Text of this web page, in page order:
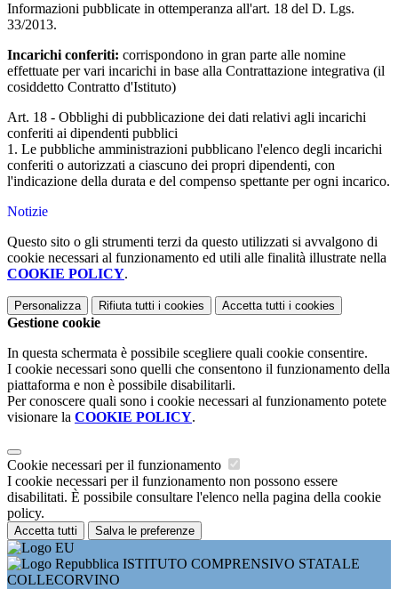
Informazioni pubblicate in ottemperanza all'art. 18 del D. Lgs.
33/2013.
Incarichi conferiti: corrispondono in gran parte alle nomine
effettuate per vari incarichi in base alla Contrattazione integrativa (il
cosiddetto Contratto d'Istituto)
Art. 18 - Obblighi di pubblicazione dei dati relativi agli incarichi
conferiti ai dipendenti pubblici
1. Le pubbliche amministrazioni pubblicano l'elenco degli incarichi
conferiti o autorizzati a ciascuno dei propri dipendenti, con
l'indicazione della durata e del compenso spettante per ogni incarico.
Notizie
Questo sito o gli strumenti terzi da questo utilizzati si avvalgono di
cookie necessari al funzionamento ed utili alle finalità illustrate nella
COOKIE POLICY.
Personalizza Rifiuta tutti i cookies Accetta tutti i cookies
Gestione cookie
In questa schermata è possibile scegliere quali cookie consentire.
I cookie necessari sono quelli che consentono il funzionamento della
piattaforma e non è possibile disabilitarli.
Per conoscere quali sono i cookie necessari al funzionamento potete
visionare la COOKIE POLICY.
Cookie necessari per il funzionamento
I cookie necessari per il funzionamento non possono essere
disabilitati. È possibile consultare l'elenco nella pagina della cookie
policy.
Accetta tutti Salva le preferenze
ISTITUTO COMPRENSIVO STATALE
COLLECORVINO